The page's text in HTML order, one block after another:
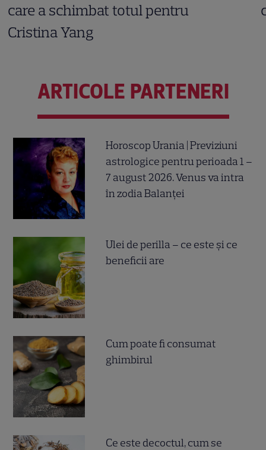
care a schimbat totul pentru
Cristina Yang
ARTICOLE PARTENERI
Horoscop Urania | Previziuni
astrologice pentru perioada 1 –
7 august 2026. Venus va intra
în zodia Balanței
Ulei de perilla – ce este și ce
beneficii are
Cum poate fi consumat
ghimbirul
Ce este decoctul, cum se